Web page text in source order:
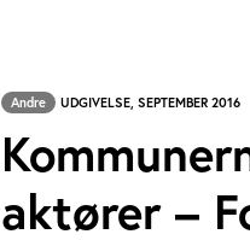
Andre UDGIVELSE, SEPTEMBER 2016
aktører –